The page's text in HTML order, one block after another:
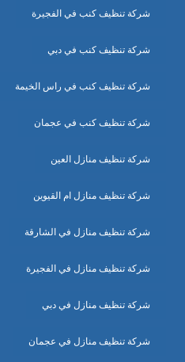
شركة تنظيف كنب في الفجيرة
شركة تنظيف كنب في دبي
شركة تنظيف كنب في راس الخيمة
شركة تنظيف كنب في عجمان
شركة تنظيف منازل العين
شركة تنظيف منازل ام القيوين
شركة تنظيف منازل في الشارقة
شركة تنظيف منازل في الفجيرة
شركة تنظيف منازل في دبي
شركة تنظيف منازل في عجمان